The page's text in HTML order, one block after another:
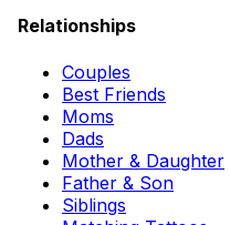
Relationships
Couples
Best Friends
Moms
Dads
Mother & Daughter
Father & Son
Siblings